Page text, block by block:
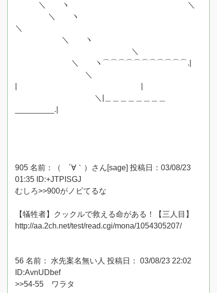
＼ ヽ ＼
＼ ヽ
＼
＼ ヽ
＼
＼ ヽ⌒⌒⌒⌒⌒⌒⌒⌒⌒⌒⌒.|
＼
＼|＿＿＿＿＿＿＿＿
_________.|
905 名前：（ ´∀｀）さん[sage] 投稿日：03/08/23
01:35 ID:+JTPISGJ
むしろ>>900がノビてるな
【犠牲者】クックルで救える命がある！【三人目】
http://aa.2ch.net/test/read.cgi/mona/1054305207/
56 名前： 水先案名無い人 投稿日： 03/08/23 22:02
ID:AvnUDbef
>>54-55 ワラタ